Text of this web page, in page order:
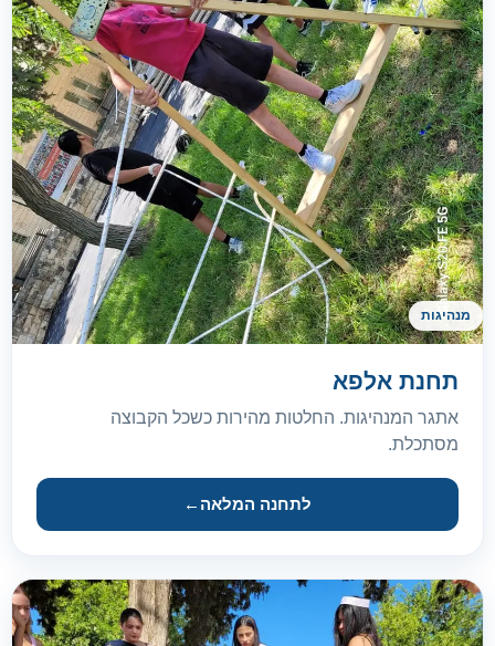
מנהיגות
תחנת אלפא
אתגר המנהיגות. החלטות מהירות כשכל הקבוצה
מסתכלת.
לתחנה המלאה ←